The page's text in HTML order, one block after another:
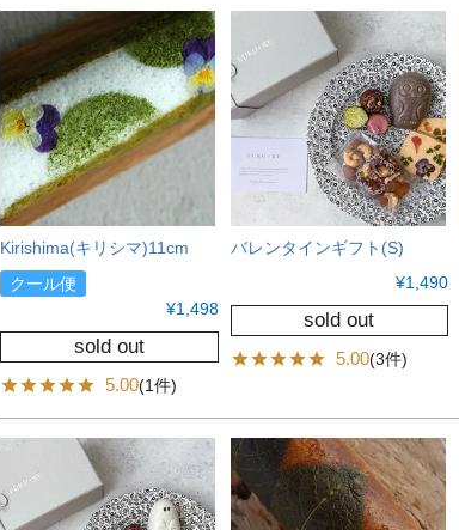
Kirishima(キリシマ)11cm
クール便
¥1,498
sold out
5.00(1件)
バレンタインギフト(S)
¥1,490
sold out
5.00(3件)